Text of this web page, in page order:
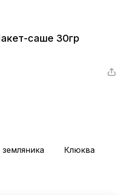
саше 30гр
Клюква